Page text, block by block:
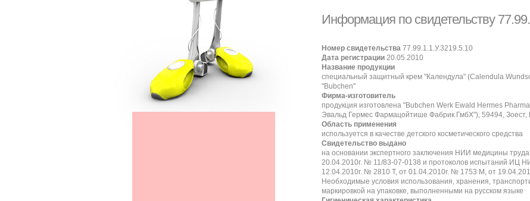
Информация по свидетельству
Номер свидетельства 77.99.1.1.У.3219.5.10
Дата регистрации 20.05.2010
Название продукции
специальный защитный крем "Календула" (Calendula
"Bubchen"
Фирма-изготовитель
продукция изготовлена "Bubchen Werk Ewald Hermes
Эвальд Гермес Фармацойтише Фабрик ГмбХ"), 59494, Зоест,
Область применения
используется в качестве детского косметического средства
Свидетельство выдано
на основании экспертного заключения НИИ медицины
20.04.2010г. № 11/83-07-0138 и протоколов испытаний ИЦ
12.04.2010г. № 2810 Т, от 01.04.2010г. № 1753 М, от
Необходимые условия использования, хранения,
маркировкой на упаковке, выполненными на русском языке